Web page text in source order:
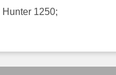
Hunter 1250;